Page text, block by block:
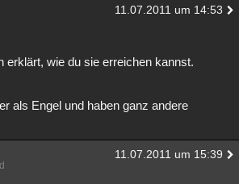
11.07.2011 um 14:53
erklärt, wie du sie erreichen kannst.
als Engel und haben ganz andere
11.07.2011 um 15:39